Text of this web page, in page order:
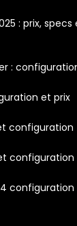
: prix,
:
et prix
configuration
configuration